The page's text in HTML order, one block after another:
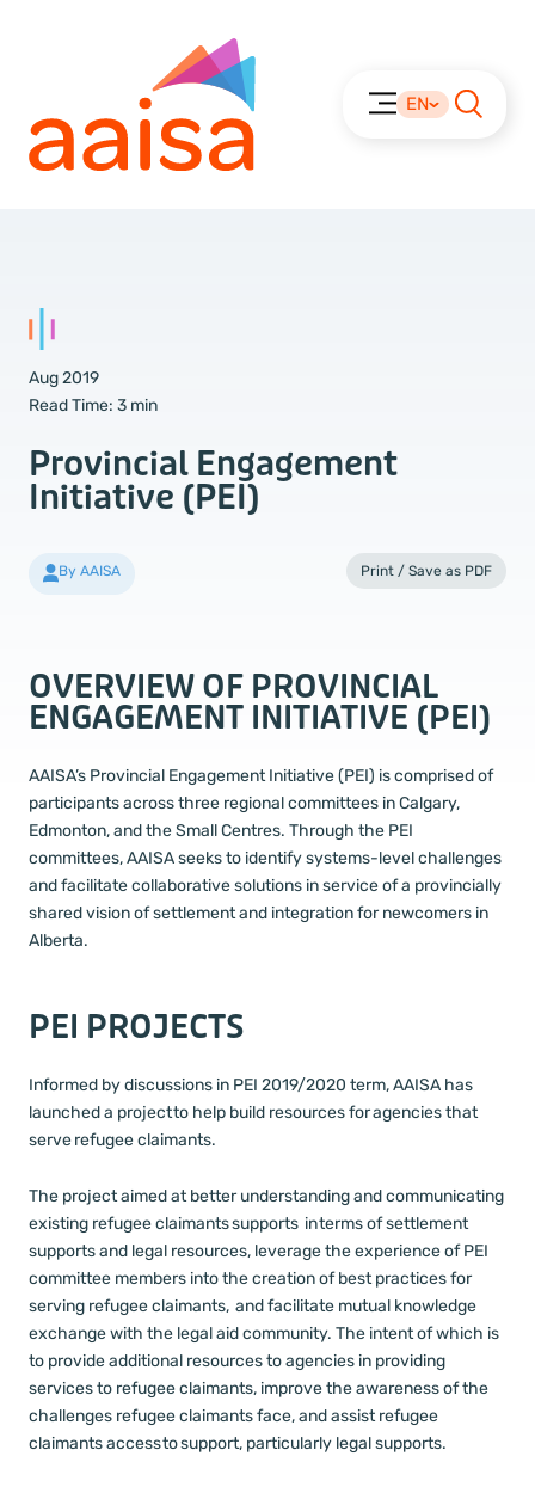
EN
Aug 2019
Read Time: 3 min
Provincial Engagement
Initiative (PEI)
By AAISA Print / Save as PDF
OVERVIEW OF PROVINCIAL
ENGAGEMENT INITIATIVE (PEI)
AAISA’s Provincial Engagement Initiative (PEI) is comprised of
participants across three regional committees in Calgary,
Edmonton, and the Small Centres. Through the PEI
committees, AAISA seeks to identify systems-level challenges
and facilitate collaborative solutions in service of a provincially
shared vision of settlement and integration for newcomers in
Alberta.
PEI PROJECTS
Informed by discussions in PEI 2019/2020 term, AAISA has
launched a project to help build resources for agencies that
serve refugee claimants.
The project aimed at better understanding and communicating
existing refugee claimants supports in terms of settlement
supports and legal resources, leverage the experience of PEI
committee members into the creation of best practices for
serving refugee claimants, and facilitate mutual knowledge
exchange with the legal aid community. The intent of which is
to provide additional resources to agencies in providing
services to refugee claimants, improve the awareness of the
challenges refugee claimants face, and assist refugee
claimants access to support, particularly legal supports.